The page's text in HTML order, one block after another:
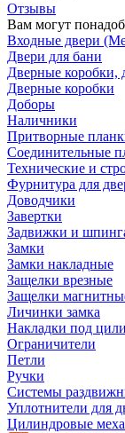
Отзывы
Вам могут
Входные двери
Двери для бани
Дверные коробки,
Дверные коробки
Доборы
Наличники
Притворные
Соединительные
Технические и
Фурнитура для
Доводчики
Завертки
Задвижки и
Замки
Замки накладные
Защелки врезные
Защелки
Личинки замка
Накладки под
Ограничители
Петли
Ручки
Системы
Уплотнители для
Цилиндровые